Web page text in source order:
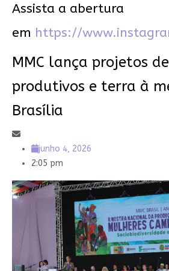
Assista a abertura
em https://
MMC lança projetos
produtivos e terra à
Brasília
junho 4, 2026
2:05 pm